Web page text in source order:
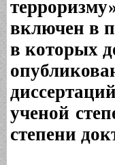
включен в
в которых
ученой
степени